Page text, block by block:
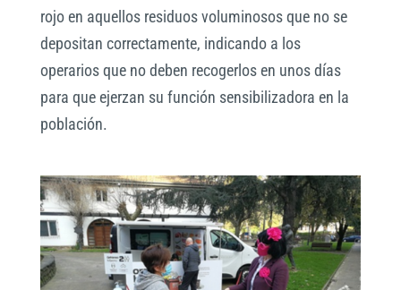
rojo en aquellos residuos voluminosos que no se
depositan correctamente, indicando a los
operarios que no deben recogerlos en unos días
para que ejerzan su función sensibilizadora en la
población.